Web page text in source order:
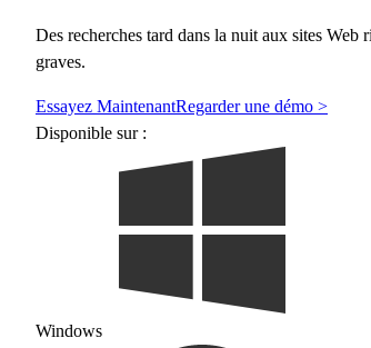
Des recherches tard dans la nuit aux sites
graves.
Essayez MaintenantRegarder une démo >
Disponible sur :
Windows